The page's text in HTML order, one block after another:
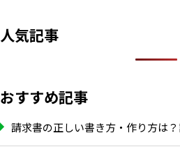
人気記事
おすすめ記事
請求書の正しい書き方・作り方は